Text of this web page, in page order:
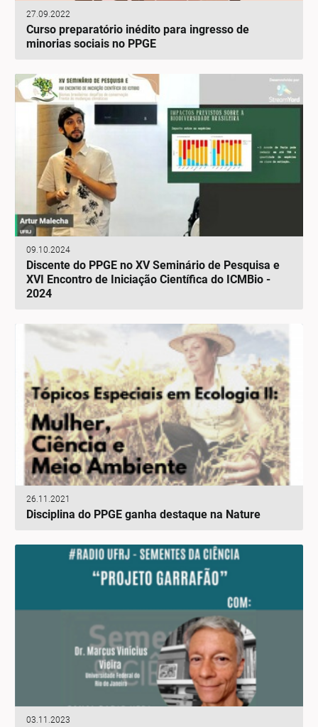
27.09.2022
Curso preparatório inédito para ingresso de
minorias sociais no PPGE
09.10.2024
Discente do PPGE no XV Seminário de Pesquisa e
XVI Encontro de Iniciação Científica do ICMBio -
2024
26.11.2021
Disciplina do PPGE ganha destaque na Nature
03.11.2023